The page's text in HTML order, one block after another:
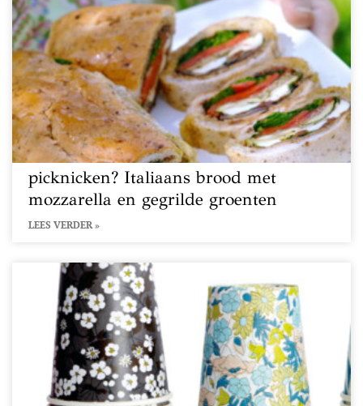
picknicken? Italiaans brood met
mozzarella en gegrilde groenten
LEES VERDER »